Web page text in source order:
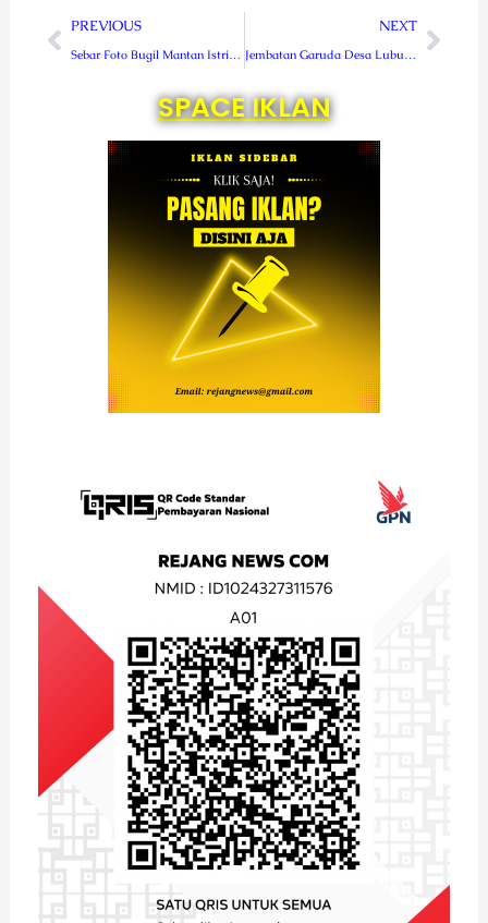
Prev
PREVIOUS
Sebar Foto Bugil Mantan Istri di Telegram, Pria Asal Yogyakarta Ditangkap
NEXTNext
SPACE IKLAN